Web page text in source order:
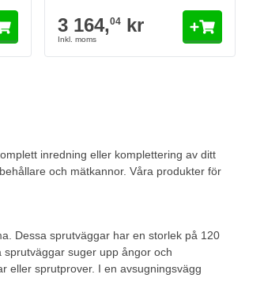
3 164,04 kr
inredning eller komplettering av ditt
och mätkannor. Våra produkter för
Dessa sprutväggar har en storlek på 120
suger upp ångor och
eller sprutprover. I en avsugningsvägg